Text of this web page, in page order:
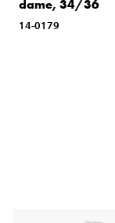
dame, 34/36
14-0179